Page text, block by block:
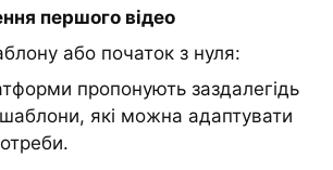
першого відео
або початок з нуля:
пропонують заздалегідь
які можна адаптувати